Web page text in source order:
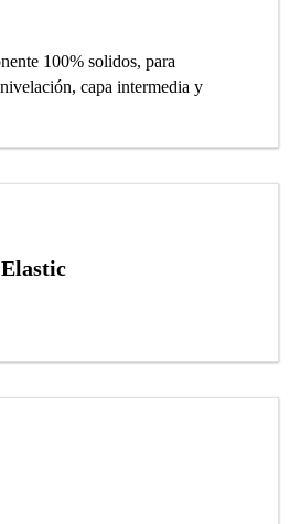
100% solidos, para
capa intermedia y